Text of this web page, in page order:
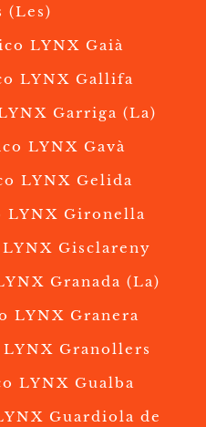
(Les)
LYNX Gaià
LYNX Gallifa
Garriga (La)
LYNX Gavà
LYNX Gelida
LYNX Gironella
Gisclareny
Granada (La)
LYNX Granera
Granollers
LYNX Gualba
Guardiola de